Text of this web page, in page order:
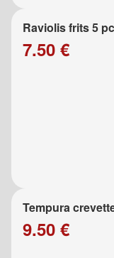
Raviolis frits 5
7.50 €
Tempura
9.50 €